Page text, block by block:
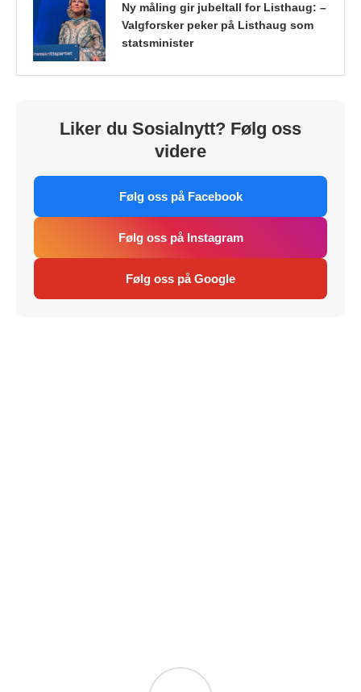
Ny måling gir jubeltall for Listhaug: –
Valgforsker peker på Listhaug som
statsminister
Liker du Sosialnytt? Følg oss
videre
Følg oss på Facebook
Følg oss på Instagram
Følg oss på Google